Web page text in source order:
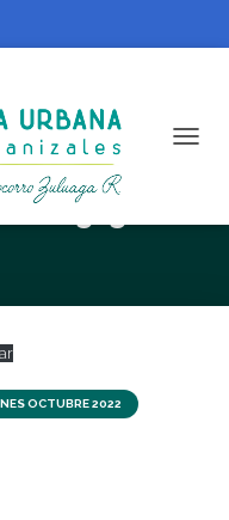
2-0313-NG
OCTUBRE 2022